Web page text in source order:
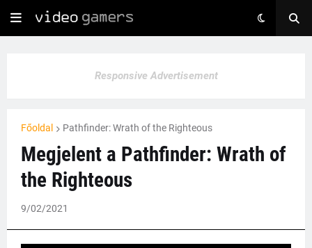
Responsive Advertisement
Főoldal Pathfinder: Wrath of the Righteous
Megjelent a Pathfinder: Wrath of
the Righteous
9/02/2021